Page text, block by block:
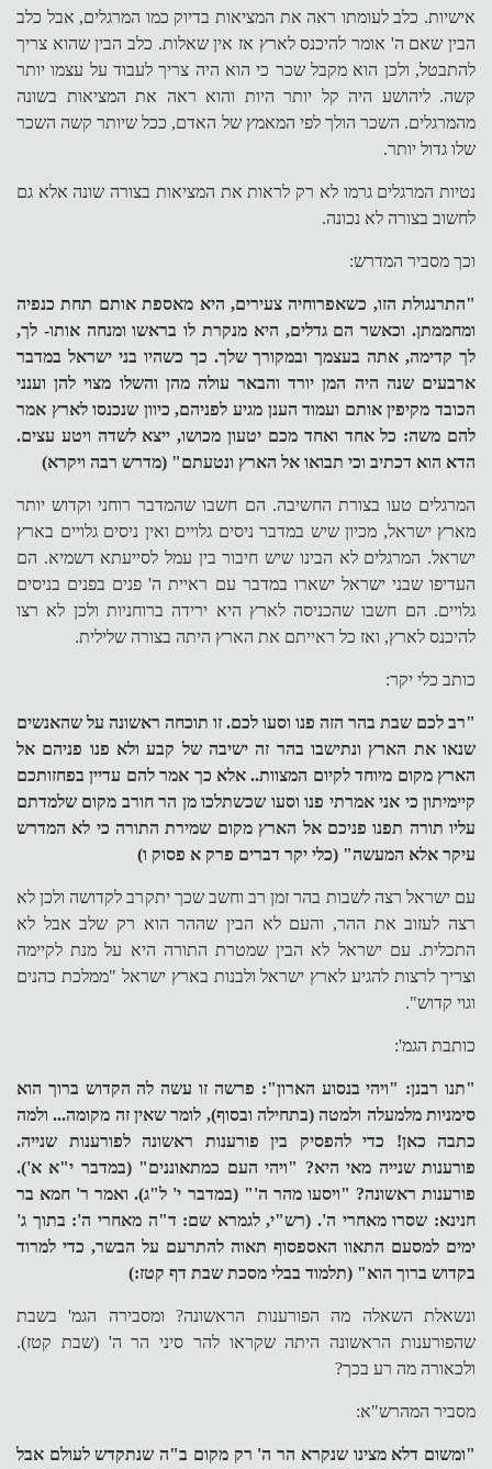
אישיות. כלב לעומתו ראה את המציאות בדיוק כמו המרגלים, אבל כלב
הבין שאם ה' אומר להיכנס לארץ אז אין שאלות. כלב הבין שהוא צריך
להתבטל, ולכן הוא מקבל שכר כי הוא היה צריך לעבוד על עצמו יותר
קשה. ליהושע היה קל יותר היות והוא ראה את המציאות בשונה
מהמרגלים. השכר הולך לפי המאמץ של האדם, ככל שיותר קשה השכר
שלו גדול יותר.
נטיות המרגלים גרמו לא רק לראות את המציאות בצורה שונה אלא גם
לחשוב בצורה לא נכונה.
וכך מסביר המדרש:
"התרנגולת הזו, כשאפרוחיה צעירים, היא מאספת אותם תחת כנפיה
ומחממתן. וכאשר הם גדלים, היא מנקרת לו בראשו ומנחה אותו- לך,
לך קדימה, אתה בעצמך ובמקורך שלך. כך כשהיו בני ישראל במדבר
ארבעים שנה היה המן יורד והבאר עולה מהן והשלו מצוי להן וענני
הכובד מקיפין אותם ועמוד הענן מגיע לפניהם, כיוון שנכנסו לארץ אמר
להם משה: כל אחד ואחד מכם יטעון מכושו, ייצא לשדה ויטע עצים.
הדא הוא דכתיב וכי תבואו אל הארץ ונטעתם" (מדרש רבה ויקרא)
המרגלים טעו בצורת החשיבה. הם חשבו שהמדבר רוחני וקדוש יותר
מארץ ישראל, מכיון שיש במדבר ניסים גלויים ואין ניסים גלויים בארץ
ישראל. המרגלים לא הבינו שיש חיבור בין עמל לסייעתא דשמיא. הם
העדיפו שבני ישראל ישארו במדבר עם ראיית ה' פנים בפנים בניסים
גלויים. הם חשבו שהכניסה לארץ היא ירידה ברוחניות ולכן לא רצו
להיכנס לארץ, ואז כל ראייתם את הארץ היתה בצורה שלילית.
כותב כלי יקר:
"רב לכם שבת בהר הזה פנו וסעו לכם. זו תוכחה ראשונה על שהאנשים
שנאו את הארץ ונתישבו בהר זה ישיבה של קבע ולא פנו פניהם אל
הארץ מקום מיוחד לקיום המצוות.. אלא כך אמר להם עדיין בפחזותכם
קיימיתון כי אני אמרתי פנו וסעו שכשתלכו מן הר חורב מקום שלמדתם
עליו תורה תפנו פניכם אל הארץ מקום שמירת התורה כי לא המדרש
עיקר אלא המעשה" (כלי יקר דברים פרק א פסוק ו)
עם ישראל רצה לשבות בהר זמן רב וחשב שכך יתקרב לקדושה ולכן לא
רצה לעזוב את ההר, והעם לא הבין שההר הוא רק שלב אבל לא
התכלית. עם ישראל לא הבין שמטרת התורה היא על מנת לקיימה
וצריך לרצות להגיע לארץ ישראל ולבנות בארץ ישראל "ממלכת כהנים
וגוי קדוש".
כותבת הגמ':
"תנו רבנן: "ויהי בנסוע הארון": פרשה זו עשה לה הקדוש ברוך הוא
סימניות מלמעלה ולמטה (בתחילה ובסוף), לומר שאין זה מקומה... ולמה
כתבה כאן! כדי להפסיק בין פורענות ראשונה לפורענות שנייה.
פורענות שנייה מאי היא? "ויהי העם כמתאוננים" (במדבר י"א א').
פורענות ראשונה? "ויסעו מהר ה'" (במדבר י' ל"ג). ואמר ר' חמא בר
חנינא: שסרו מאחרי ה'. (רש"י, לגמרא שם: ד"ה מאחרי ה': בתוך ג'
ימים למסעם התאוו האספסוף תאוה להתרעם על הבשר, כדי למרוד
בקדוש ברוך הוא" (תלמוד בבלי מסכת שבת דף קטז:)
ונשאלת השאלה מה הפורענות הראשונה? ומסבירה הגמ' בשבת
שהפורענות הראשונה היתה שקראו להר סיני הר ה' (שבת קטז).
ולכאורה מה רע בכך?
מסביר המהרש"א:
"ומשום דלא מצינו שנקרא הר ה' רק מקום ב"ה שנתקדש לעולם אבל